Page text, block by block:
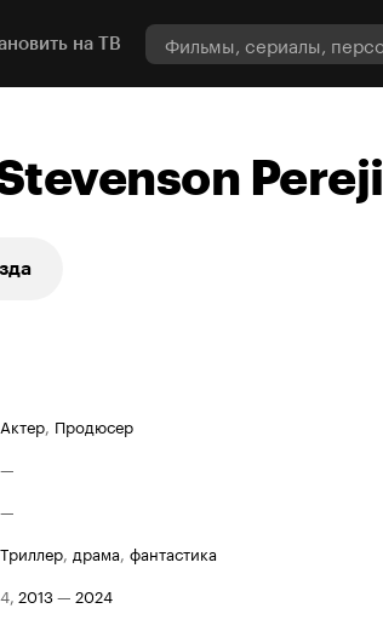
на ТВ
Pereji
Актер, Продюсер
—
—
триллер, драма, фантастика
4, 2013— 2024